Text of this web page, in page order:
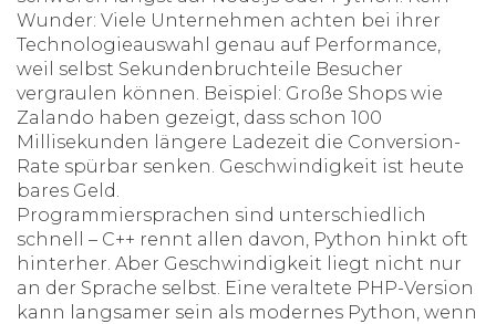
Wunder: Viele Unternehmen achten bei ihrer
Technologieauswahl genau auf Performance,
weil selbst Sekundenbruchteile Besucher
vergraulen können. Beispiel: Große Shops wie
Zalando haben gezeigt, dass schon 100
Millisekunden längere Ladezeit die Conversion-
Rate spürbar senken. Geschwindigkeit ist heute
bares Geld.
Programmiersprachen sind unterschiedlich
schnell – C++ rennt allen davon, Python hinkt oft
hinterher. Aber Geschwindigkeit liegt nicht nur
an der Sprache selbst. Eine veraltete PHP-Version
kann langsamer sein als modernes Python, wenn